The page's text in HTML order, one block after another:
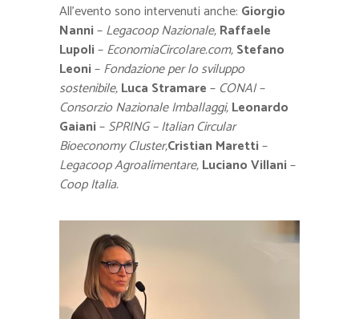
All’evento sono intervenuti anche: Giorgio
Nanni–Legacoop Nazionale,Raffaele
Lupoli–EconomiaCircolare.com,Stefano
Leoni–Fondazione per lo sviluppo
sostenibile,Luca Stramare–CONAI –
Consorzio Nazionale Imballaggi,Leonardo
Gaiani–SPRING – Italian Circular
Bioeconomy Cluster,Cristian Maretti–
Legacoop Agroalimentare,Luciano Villani–
Coop Italia.